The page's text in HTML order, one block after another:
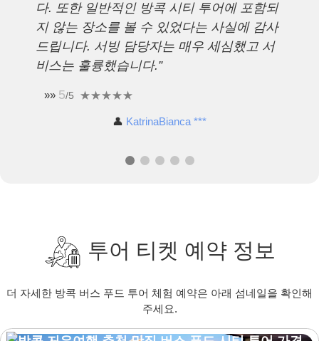
다. 또한 일반적인 방콕 시티 투어에 포함되
지 않는 장소를 볼 수 있었다는 사실에 감사
드립니다. 서빙 담당자는 매우 세심했고 서
비스는 훌륭했습니다.”
»» 5/5
👤 KatrinaBianca ***
투어 티켓 예약 정보
더 자세한 방콕 버스 푸드 투어 체험 예약은 아래 섬네일을 확인해
주세요.